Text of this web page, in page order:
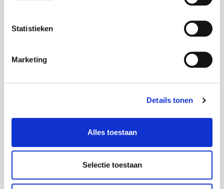
Statistieken
Marketing
Details tonen
Alles toestaan
Selectie toestaan
WEIJ BV